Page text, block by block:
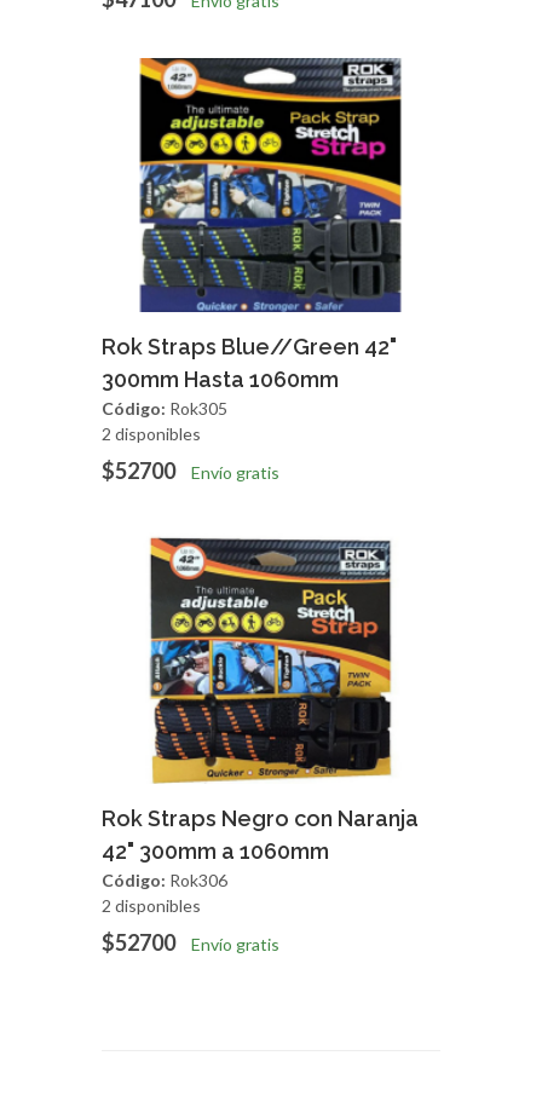
Agregar Vista Rapida
Rok Straps Blue//Green 42"
300mm Hasta 1060mm
Código: Rok305
2 disponibles
$52700 Envío gratis
Agregar Vista Rapida
Rok Straps Negro con Naranja
42" 300mm a 1060mm
Código: Rok306
2 disponibles
$52700 Envío gratis